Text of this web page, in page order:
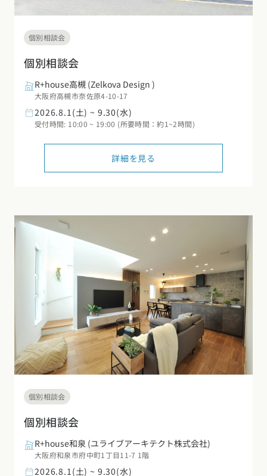
個別相談会
個別相談会
R+house高槻 (Zelkova Design )
大阪府高槻市奈佐原4-10-17
2026.8.1(土) ~ 9.30(水)
受付時間: 10:00 ~ 19:00 (所要時間：約1~2時間)
詳細を見る
個別相談会
個別相談会
R+house和泉 (ユライブアーキテクト株式会社)
大阪府和泉市府中町1丁目11-7 1階
2026.8.1(土) ~ 9.30(水)